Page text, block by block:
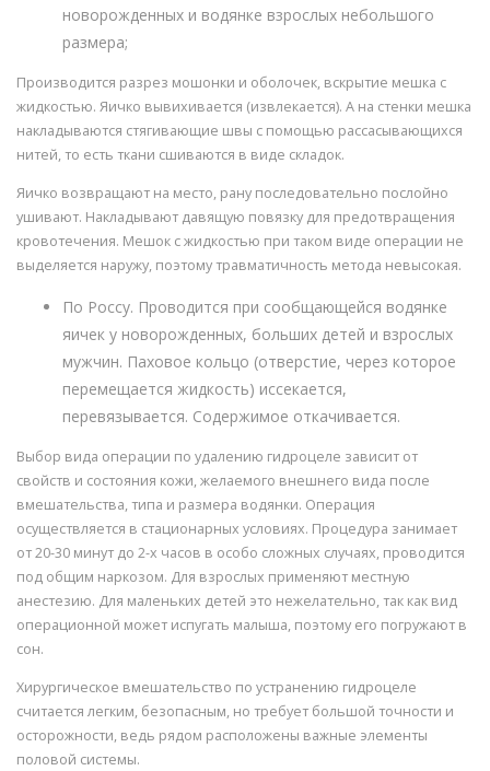
новорожденных и водянке взрослых небольшого
размера;
Производится разрез мошонки и оболочек, вскрытие мешка с
жидкостью. Яичко вывихивается (извлекается). А на стенки мешка
накладываются стягивающие швы с помощью рассасывающихся
нитей, то есть ткани сшиваются в виде складок.
Яичко возвращают на место, рану последовательно послойно
ушивают. Накладывают давящую повязку для предотвращения
кровотечения. Мешок с жидкостью при таком виде операции не
выделяется наружу, поэтому травматичность метода невысокая.
По Россу. Проводится при сообщающейся водянке
яичек у новорожденных, больших детей и взрослых
мужчин. Паховое кольцо (отверстие, через которое
перемещается жидкость) иссекается,
перевязывается. Содержимое откачивается.
Выбор вида операции по удалению гидроцеле зависит от
свойств и состояния кожи, желаемого внешнего вида после
вмешательства, типа и размера водянки. Операция
осуществляется в стационарных условиях. Процедура занимает
от 20-30 минут до 2-х часов в особо сложных случаях, проводится
под общим наркозом. Для взрослых применяют местную
анестезию. Для маленьких детей это нежелательно, так как вид
операционной может испугать малыша, поэтому его погружают в
сон.
Хирургическое вмешательство по устранению гидроцеле
считается легким, безопасным, но требует большой точности и
осторожности, ведь рядом расположены важные элементы
половой системы.